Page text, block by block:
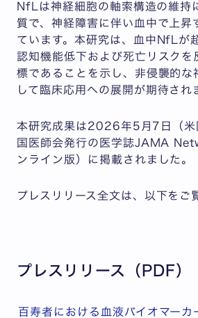
NfLは神経細胞の軸索構造の維持
質で、神経障害に伴い血中で上昇
ています。本研究は、血中NfLが
認知機能低下および死亡リスクを
標であることを示し、非侵襲的な
して臨床応用への展開が期待され
本研究成果は2026年5月7日（米
国医師会発行の医学誌JAMA
ンライン版）に掲載されました。
プレスリリース全文は、以下をご
プレスリリース（PDF）
百寿者における血液バイオマーカ